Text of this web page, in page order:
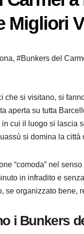
Migliori
, #Bunkers del
che si visitano, si
aperta su tutta
in cui il luogo si lascia
si domina la città
“comoda” nel
in infradito e
se organizzato
i Bunkers